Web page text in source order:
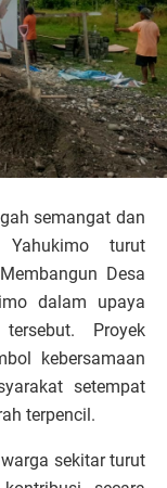
semangat dan
Yahukimo turut
Desa
dalam upaya
Proyek
kebersamaan
setempat
terpencil.
sekitar turut